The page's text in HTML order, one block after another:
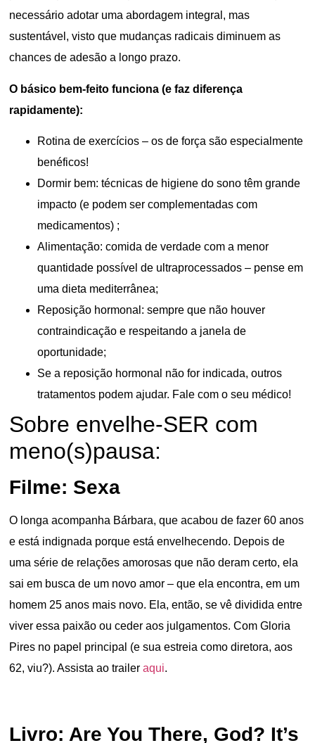
necessário adotar uma abordagem integral, mas
sustentável, visto que mudanças radicais diminuem as
chances de adesão a longo prazo.
O básico bem-feito funciona (e faz diferença
rapidamente):
Rotina de exercícios – os de força são especialmente
benéficos!
⁠Dormir bem: técnicas de higiene do sono têm grande
impacto (e podem ser complementadas com
medicamentos) ;
Alimentação: comida de verdade com a menor
quantidade possível de ultraprocessados – pense em
uma dieta mediterrânea;
Reposição hormonal: sempre que não houver
contraindicação e respeitando a janela de
oportunidade;
⁠Se a reposição hormonal não for indicada, outros
tratamentos podem ajudar. Fale com o seu médico!
Sobre envelhe-SER com
meno(s)pausa:
Filme: Sexa
O longa acompanha Bárbara, que acabou de fazer 60 anos
e está indignada porque está envelhecendo. Depois de
uma série de relações amorosas que não deram certo, ela
sai em busca de um novo amor – que ela encontra, em um
homem 25 anos mais novo. Ela, então, se vê dividida entre
viver essa paixão ou ceder aos julgamentos. Com Gloria
Pires no papel principal (e sua estreia como diretora, aos
62, viu?). Assista ao traileraqui.
Livro: Are You There, God? It’s